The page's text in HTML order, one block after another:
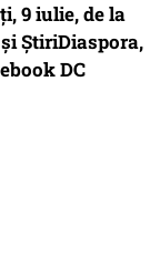
9 iulie, de la
și ȘtiriDiaspora,
DC